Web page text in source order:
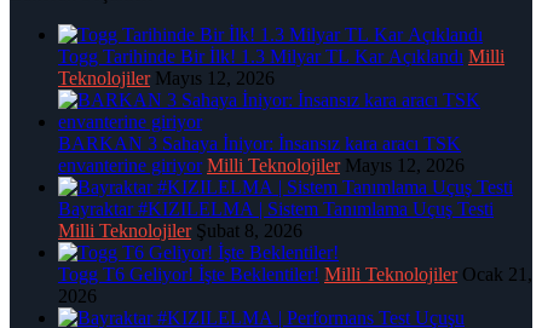
Togg Tarihinde Bir İlk! 1.3 Milyar TL Kar Açıklandı Milli
Teknolojiler Mayıs 12, 2026
BARKAN 3 Sahaya İniyor: İnsansız kara aracı TSK
envanterine giriyor Milli Teknolojiler Mayıs 12, 2026
Bayraktar #KIZILELMA | Sistem Tanımlama Uçuş Testi
Milli Teknolojiler Şubat 8, 2026
Togg T6 Geliyor! İşte Beklentiler! Milli Teknolojiler Ocak 21,
2026